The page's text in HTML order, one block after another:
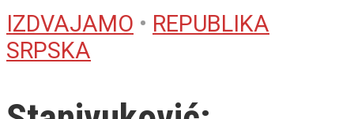
IZDVAJAMO • REPUBLIKA
SRPSKA